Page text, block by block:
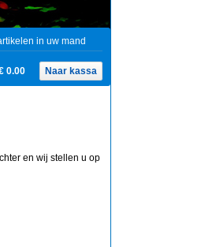
in uw mand
0.00 Naar kassa
en wij stellen u op